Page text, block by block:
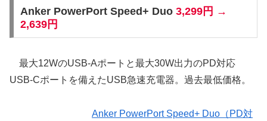
Anker PowerPort Speed+ Duo 3,299円 →
2,639円
最大12WのUSB-Aポートと最大30W出力のPD対応
USB-Cポートを備えたUSB急速充電器。過去最低価格。
Anker PowerPort Speed+ Duo（PD対